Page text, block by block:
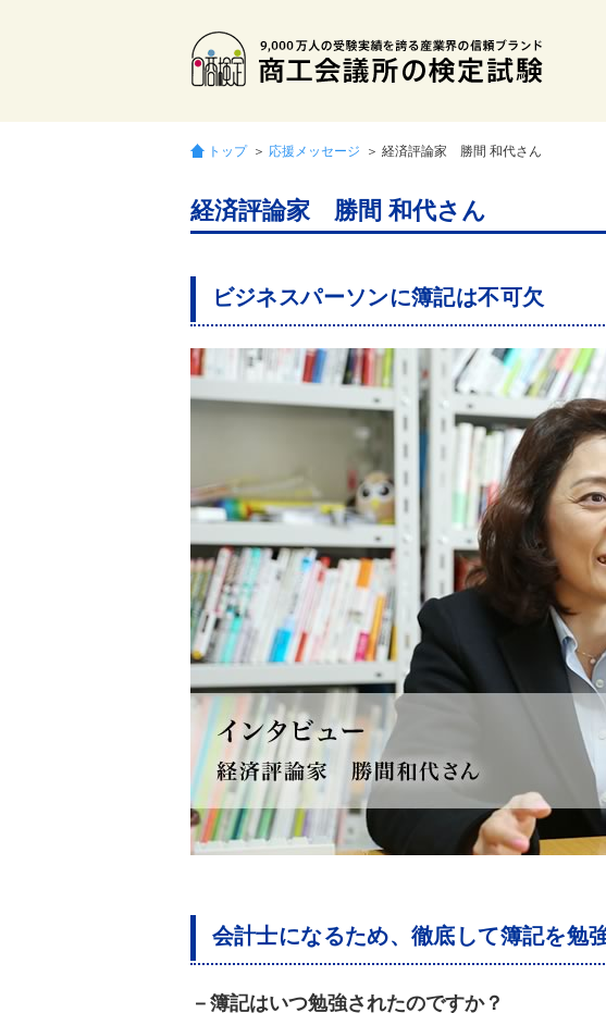
トップ ＞ 応援メッセージ ＞ 経済評論家 勝間 和代さん
経済評論家 勝間 和代さん
ビジネスパーソンに簿記は不可欠
会計士になるため、徹底して簿記を勉
－簿記はいつ勉強されたのですか？